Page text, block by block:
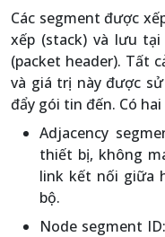
Các segment được
xếp (stack) và lưu
(packet header). Tất
và giá trị này được
đẩy gói tin đến. Có
Adjacency
thiết bị, không
link kết nối giữa
bộ.
Node segment